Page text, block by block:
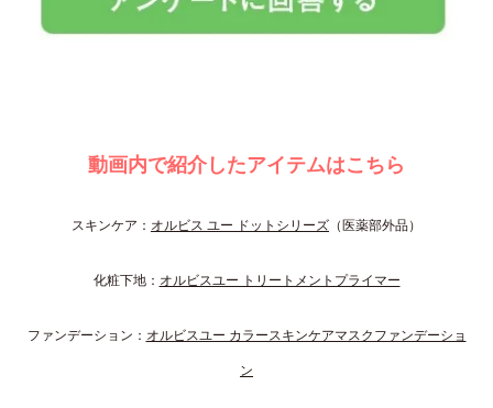
動画内で紹介したアイテムはこちら
スキンケア： オルビス ユー ドットシリーズ （医薬部外品）
化粧下地： オルビスユー トリートメントプライマー
ファンデーション： オルビスユー カラースキンケアマスクファンデーショ
ン